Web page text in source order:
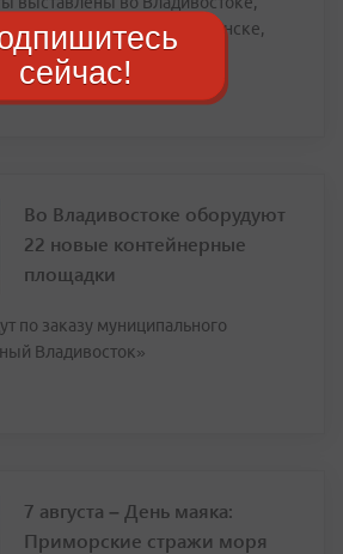
Находке, Партизанске,
Во Владивостоке оборудуют
22 новые контейнерные
площадки
по заказу муниципального
Владивосток»
7 августа – День маяка:
Приморские стражи моря
сейчас!